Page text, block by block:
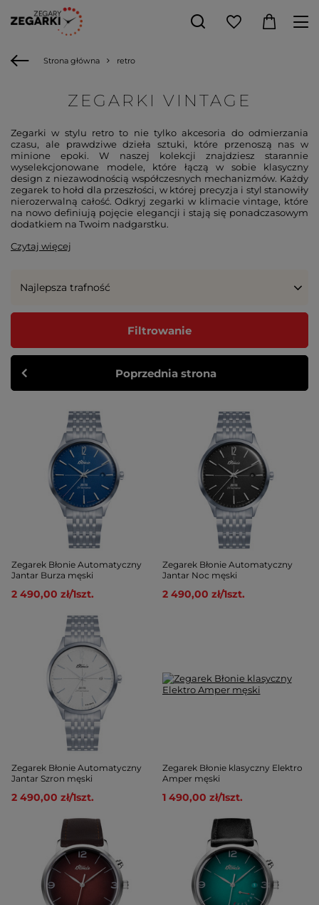
Strona główna retro
ZEGARKI VINTAGE
Zegarki w stylu retro to nie tylko akcesoria do odmierzania
czasu, ale prawdziwe dzieła sztuki, które przenoszą nas w
minione epoki. W naszej kolekcji znajdziesz starannie
wyselekcjonowane modele, które łączą w sobie klasyczny
design z niezawodnością współczesnych mechanizmów. Każdy
zegarek to hołd dla przeszłości, w której precyzja i styl stanowiły
nierozerwalną całość. Odkryj zegarki w klimacie vintage, które
na nowo definiują pojęcie elegancji i stają się ponadczasowym
dodatkiem na Twoim nadgarstku.
Czytaj więcej
Najlepsza trafność
Filtrowanie
Poprzednia strona
Zegarek Błonie Automatyczny
Jantar Burza męski
2 490,00 zł/1szt.
Zegarek Błonie Automatyczny
Jantar Noc męski
2 490,00 zł/1szt.
Zegarek Błonie Automatyczny
Jantar Szron męski
2 490,00 zł/1szt.
Zegarek Błonie klasyczny Elektro
Amper męski
1 490,00 zł/1szt.